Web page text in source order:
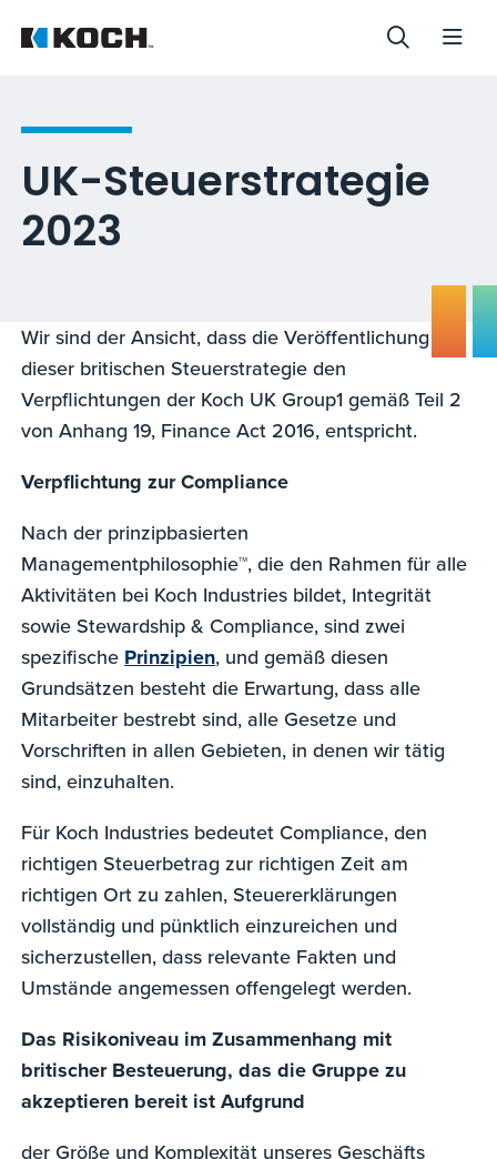
UK-Steuerstrategie
2023
Wir sind der Ansicht, dass die Veröffentlichung
dieser britischen Steuerstrategie den
Verpflichtungen der Koch UK Group1 gemäß Teil 2
von Anhang 19, Finance Act 2016, entspricht.
Verpflichtung zur Compliance
Nach der prinzipbasierten
Managementphilosophie™, die den Rahmen für alle
Aktivitäten bei Koch Industries bildet, Integrität
sowie Stewardship & Compliance, sind zwei
spezifische Prinzipien, und gemäß diesen
Grundsätzen besteht die Erwartung, dass alle
Mitarbeiter bestrebt sind, alle Gesetze und
Vorschriften in allen Gebieten, in denen wir tätig
sind, einzuhalten.
Für Koch Industries bedeutet Compliance, den
richtigen Steuerbetrag zur richtigen Zeit am
richtigen Ort zu zahlen, Steuererklärungen
vollständig und pünktlich einzureichen und
sicherzustellen, dass relevante Fakten und
Umstände angemessen offengelegt werden.
Das Risikoniveau im Zusammenhang mit
britischer Besteuerung, das die Gruppe zu
akzeptieren bereit ist Aufgrund
der Größe und Komplexität unseres Geschäfts